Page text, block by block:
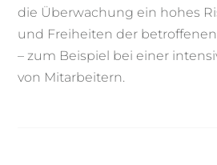
die Überwachung ein hohes
und Freiheiten der
– zum Beispiel bei einer
von Mitarbeitern.